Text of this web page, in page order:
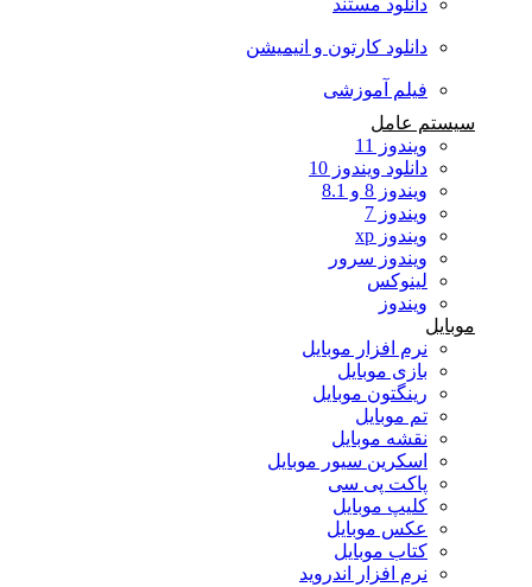
دانلود مستند
دانلود کارتون و انیمیشن
فیلم آموزشی
سیستم عامل
ویندوز 11
دانلود ویندوز 10
ویندوز 8 و 8.1
ویندوز 7
ویندوز xp
ویندوز سرور
لینوکس
ویندوز
موبایل
نرم افزار موبایل
بازی موبایل
رینگتون موبایل
تم موبایل
نقشه موبایل
اسکرین سیور موبایل
پاکت پی سی
کلیپ موبایل
عکس موبایل
کتاب موبایل
نرم افزار اندروید